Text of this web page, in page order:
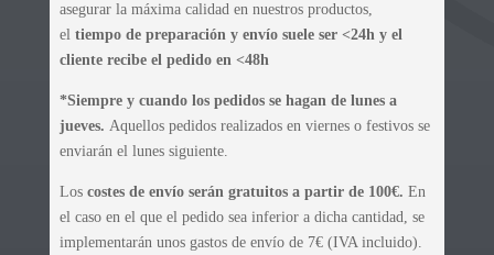
asegurar la máxima calidad en nuestros productos,
el tiempo de preparación y envío suele ser <24h y el
cliente recibe el pedido en <48h
*Siempre y cuando los pedidos se hagan de lunes a
jueves. Aquellos pedidos realizados en viernes o festivos se
enviarán el lunes siguiente.
Loscostes de envío serán gratuitos a partir de 100€. En
el caso en el que el pedido sea inferior a dicha cantidad, se
implementarán unos gastos de envío de 7€ (IVA incluido).